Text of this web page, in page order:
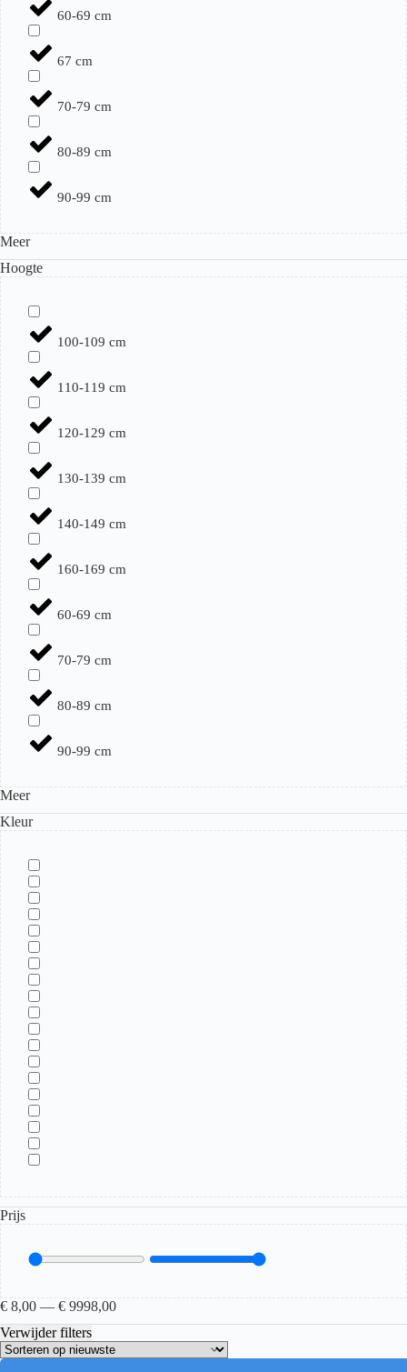
60-69 cm
67 cm
70-79 cm
80-89 cm
90-99 cm
Meer
Hoogte
100-109 cm
110-119 cm
120-129 cm
130-139 cm
140-149 cm
160-169 cm
60-69 cm
70-79 cm
80-89 cm
90-99 cm
Meer
Kleur
Prijs
€ 8,00 — € 9998,00
Verwijder filters